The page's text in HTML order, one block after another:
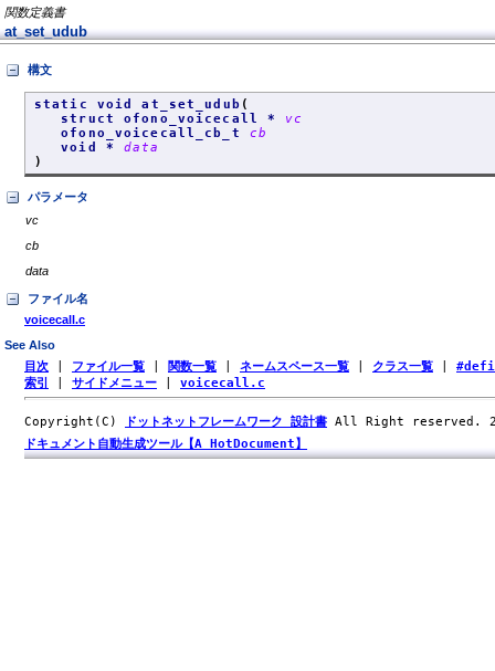
関数定義書
at_set_udub
構文
static void at_set_udub (
struct ofono_voicecall * vc
ofono_voicecall_cb_t cb
void *data
)
パラメータ
vc
cb
data
ファイル名
voicecall.c
See Also
目次 ファイル一覧 関数一覧 ネームスペース一覧 クラス一覧
索引
サイドメニュー voicecall.c
Copyright(C) ドットネットフレームワーク 設計書 All Right reserved.
ドキュメント自動生成ツール【A HotDocument】